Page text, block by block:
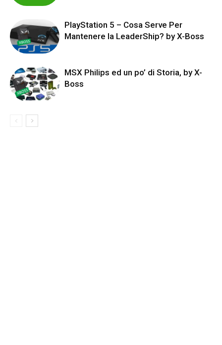
PlayStation 5 – Cosa Serve Per
Mantenere la LeaderShip? by X-Boss
MSX Philips ed un po’ di Storia, by X-
Boss